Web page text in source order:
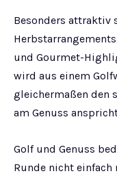
Besonders attraktiv
und Gourmet-
wird aus einem
gleichermaßen den
am Genuss
Golf und Genuss
Runde nicht einfach